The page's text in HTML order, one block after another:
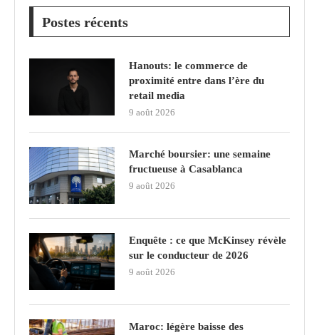
Postes récents
Hanouts: le commerce de
proximité entre dans l’ère du
retail media
9 août 2026
Marché boursier: une semaine
fructueuse à Casablanca
9 août 2026
Enquête : ce que McKinsey révèle
sur le conducteur de 2026
9 août 2026
Maroc: légère baisse des